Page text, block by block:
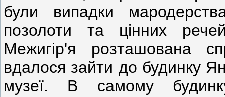
були випадки
позолоти та цінних
Межигір'я розташована
вдалося зайти до будинку
музеї. В самому